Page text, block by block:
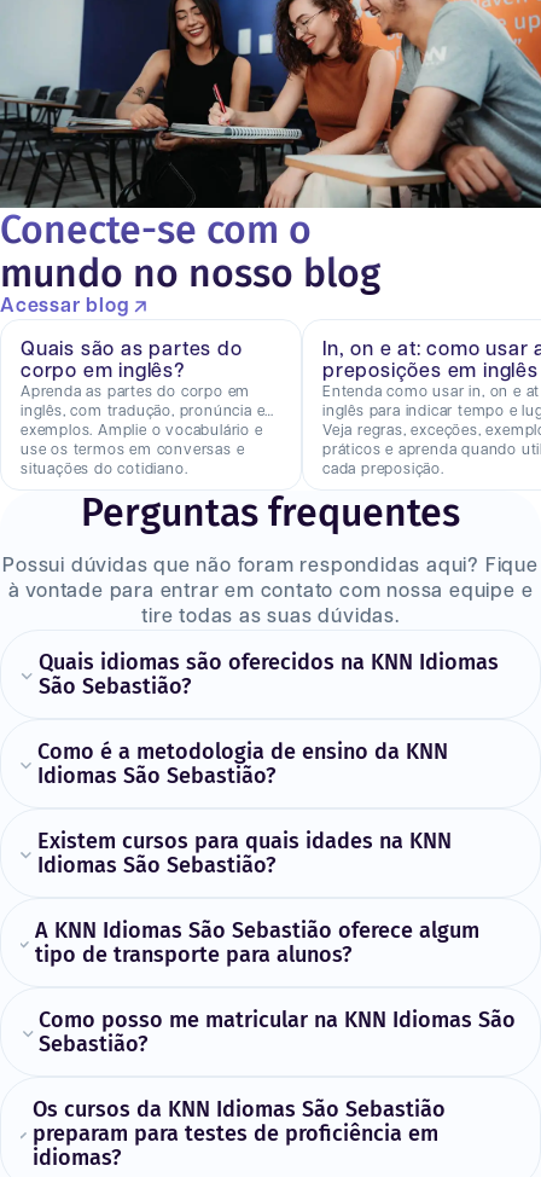
Conecte-se com o
mundo no nosso blog
Acessar blog
Quais são as partes do
corpo em inglês?
Aprenda as partes do corpo em
inglês, com tradução, pronúncia e
exemplos. Amplie o vocabulário e
use os termos em conversas e
situações do cotidiano.
In, on e at: como usar
preposições em inglês
Entenda como usar in, on e
inglês para indicar tempo e
Veja regras, exceções,
práticos e aprenda quando
cada preposição.
Perguntas frequentes
Possui dúvidas que não foram respondidas aqui? Fique
à vontade para entrar em contato com nossa equipe e
tire todas as suas dúvidas.
Quais idiomas são oferecidos na KNN Idiomas
São Sebastião?
Como é a metodologia de ensino da KNN
Idiomas São Sebastião?
Existem cursos para quais idades na KNN
Idiomas São Sebastião?
A KNN Idiomas São Sebastião oferece algum
tipo de transporte para alunos?
Como posso me matricular na KNN Idiomas São
Sebastião?
Os cursos da KNN Idiomas São Sebastião
preparam para testes de proficiência em
idiomas?